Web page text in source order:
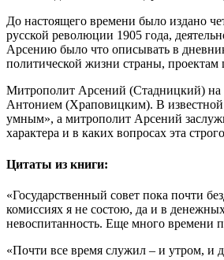
До настоящего времени было издано
русской революции 1905 года,
Арсению было что описывать в
политической жизни страны, проектам
Митрополит Арсений (Стадницкий) на
Антонием (Храповицким). В известной
умным», а митрополит Арсений
характера и в каких вопросах эта
Цитаты из книги:
«Государственный совет пока почти
комиссиях я не состою, да и в
невоспитанность. Еще много времени
«Почти все время служил – и утром, и